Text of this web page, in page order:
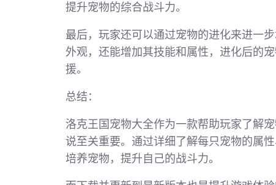
提升宠物的综合战斗力。
最后，玩家还可以通过宠物的进化来进一
外观，还能增加其技能和属性，进化后的
援。
总结：
洛克王国宠物大全作为一款帮助玩家了解
说至关重要。通过详细了解每只宠物的属
培养宠物，提升自己的战斗力。